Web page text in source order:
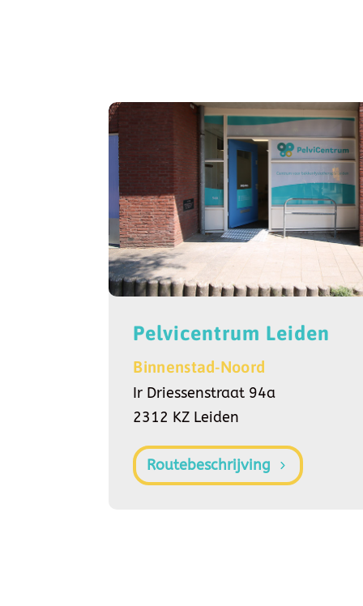
Pelvicentrum Leiden
Binnenstad-Noord
Ir Driessenstraat 94a
2312 KZ Leiden
Routebeschrijving